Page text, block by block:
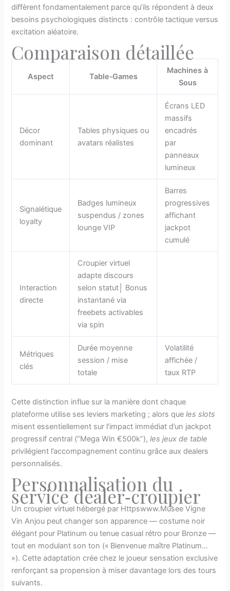
diffèrent fondamentalement parce qu’ils répondent à deux
besoins psychologiques distincts : contrôle tactique versus
excitation aléatoire.
Comparaison détaillée
Aspect Table‑Games
Machines à
Sous
Décor
dominant
Tables physiques ou
avatars réalistes
Écrans LED
massifs
encadrés
par
panneaux
lumineux
Signalétique
loyalty
Badges lumineux
suspendus / zones
lounge VIP
Barres
progressives
affichant
jackpot
cumulé
Interaction
directe
Croupier virtuel
adapte discours
selon statut│ Bonus
instantané via
freebets activables
via spin
Métriques
clés
Durée moyenne
session / mise
totale
Volatilité
affichée /
taux RTP
Cette distinction influe sur la manière dont chaque
plateforme utilise ses leviers marketing ; alors queles slots
misent essentiellement sur l’impact immédiat d’un jackpot
progressif central (“Mega Win €500k”),les jeux de table
privilégient l’accompagnement continu grâce aux dealers
personnalisés.
Personnalisation du
service dealer‑croupier
Un croupier virtuel hébergé par Httpswww.Musee Vigne
Vin Anjou peut changer son apparence — costume noir
élégant pour Platinum ou tenue casual rétro pour Bronze —
tout en modulant son ton (« Bienvenue maître Platinum…
»). Cette adaptation crée chez le joueur sensation exclusive
renforçant sa propension à miser davantage lors des tours
suivants.